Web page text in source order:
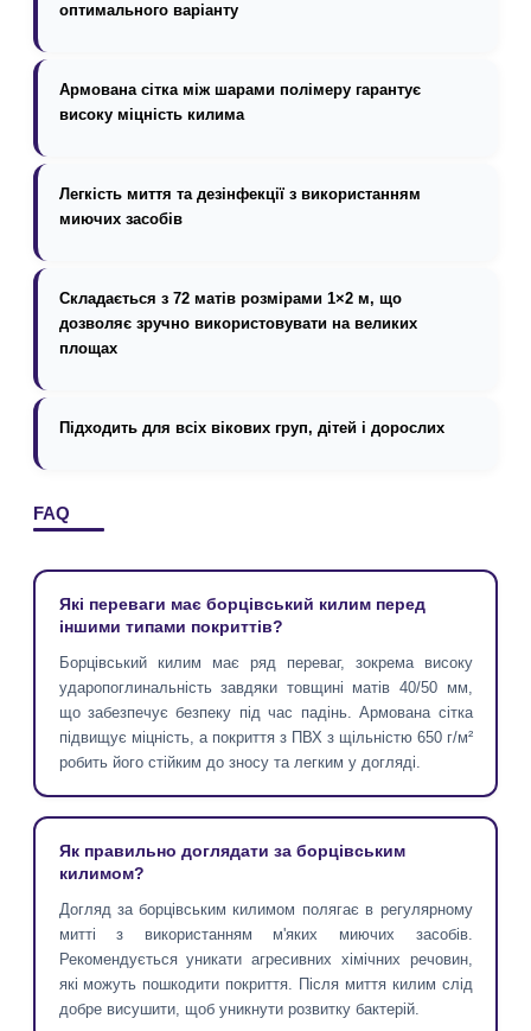
оптимального варіанту
Армована сітка між шарами полімеру гарантує
високу міцність килима
Легкість миття та дезінфекції з використанням
миючих засобів
Складається з 72 матів розмірами 1×2 м, що
дозволяє зручно використовувати на великих
площах
Підходить для всіх вікових груп, дітей і дорослих
FAQ
Які переваги має борцівський килим перед
іншими типами покриттів?
Борцівський килим має ряд переваг, зокрема високу
ударопоглинальність завдяки товщині матів 40/50 мм,
що забезпечує безпеку під час падінь. Армована сітка
підвищує міцність, а покриття з ПВХ з щільністю 650 г/м²
робить його стійким до зносу та легким у догляді.
Як правильно доглядати за борцівським
килимом?
Догляд за борцівським килимом полягає в регулярному
митті з використанням м'яких миючих засобів.
Рекомендується уникати агресивних хімічних речовин,
які можуть пошкодити покриття. Після миття килим слід
добре висушити, щоб уникнути розвитку бактерій.